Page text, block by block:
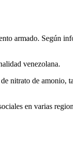
armado. Según
venezolana.
nitrato de amonio,
en varias